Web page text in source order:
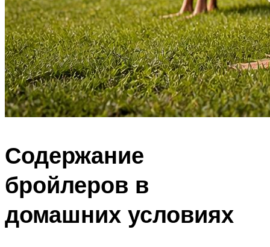
Содержание
бройлеров в
домашних условиях